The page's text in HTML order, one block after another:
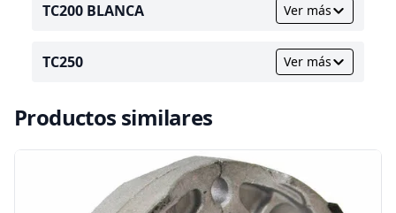
TC200 BLANCA Ver más
TC250 Ver más
Productos similares